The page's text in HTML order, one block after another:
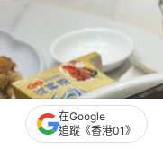
在Google
追蹤《香港01》